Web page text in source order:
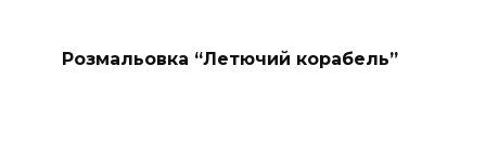
Розмальовка “Летючий корабель”